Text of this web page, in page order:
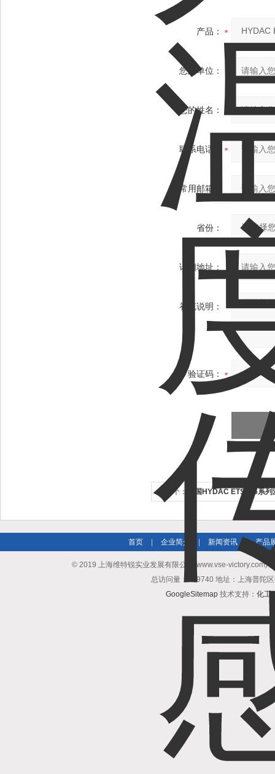
产品：
您的单位：
您的姓名：
联系电话：
常用邮箱：
省份：
详细地址：
补充说明：
验证码：
上一个： 德国HYDAC ETS386系
首页 企业简介 新闻资讯 | 产品
© 2019 上海维特锐实业发展有限公司(www.vse-victory.com)
总访问量：509740 地址：上海普陀
GoogleSitemap 技术支持： 化工